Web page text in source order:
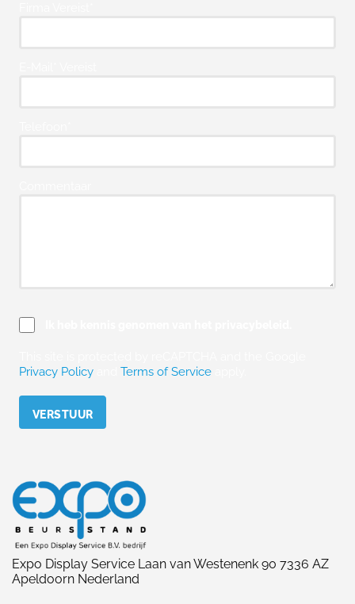
Privacy Policy
Terms of Service
Expo Display Service Laan van Westenenk 90 7336 AZ
Apeldoorn Nederland